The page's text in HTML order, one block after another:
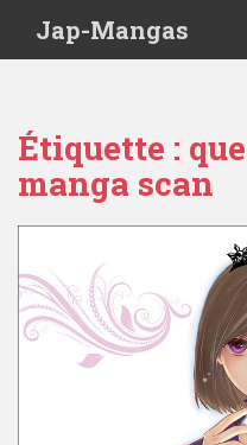
Jap-Mangas
Étiquette :
manga scan